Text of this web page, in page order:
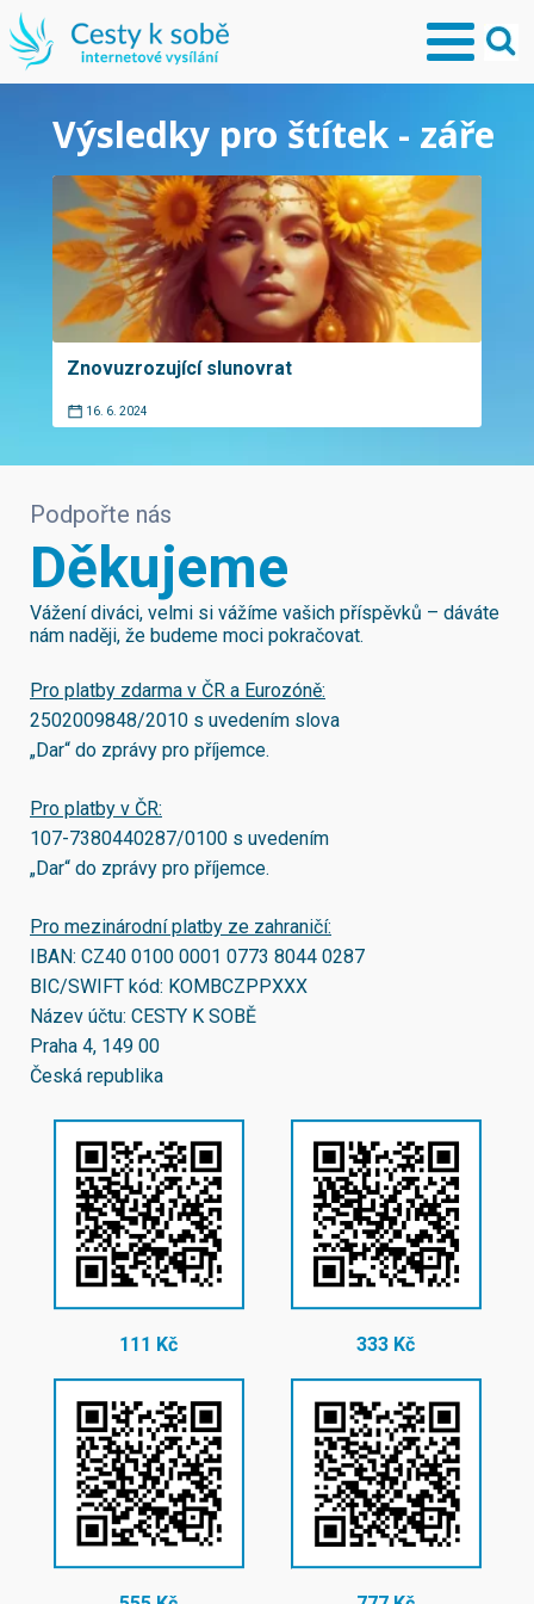
Výsledky pro štítek - záře
Znovuzrozující slunovrat
16. 6. 2024
Podpořte nás
Děkujeme
Vážení diváci, velmi si vážíme vašich příspěvků – dáváte
nám naději, že budeme moci pokračovat.
Pro platby zdarma v ČR a Eurozóně:
2502009848/2010 s uvedením slova
„Dar“ do zprávy pro příjemce.
Pro platby v ČR:
107-7380440287/0100 s uvedením
„Dar“ do zprávy pro příjemce.
Pro mezinárodní platby ze zahraničí:
IBAN: CZ40 0100 0001 0773 8044 0287
BIC/SWIFT kód: KOMBCZPPXXX
Název účtu: CESTY K SOBĚ
Praha 4, 149 00
Česká republika
111 Kč 333 Kč